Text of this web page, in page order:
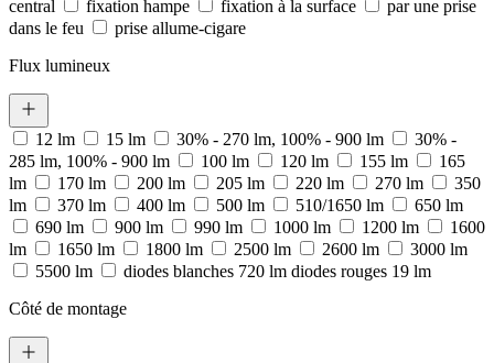
central
fixation hampe fixation à la surface
par une prise
dans le feu
prise allume-cigare
Flux lumineux
12 lm 15 lm 30% - 270 lm, 100% - 900 lm
30% -
285 lm, 100% - 900 lm
100 lm 120 lm 155 lm
165
lm
170 lm 200 lm 205 lm 220 lm 270 lm
350
lm
370 lm 400 lm 500 lm 510/1650 lm
650 lm
690 lm
900 lm 990 lm 1000 lm 1200 lm
1600
lm
1650 lm 1800 lm 2500 lm 2600 lm
3000 lm
5500 lm
diodes blanches 720 lm diodes rouges 19 lm
Côté de montage